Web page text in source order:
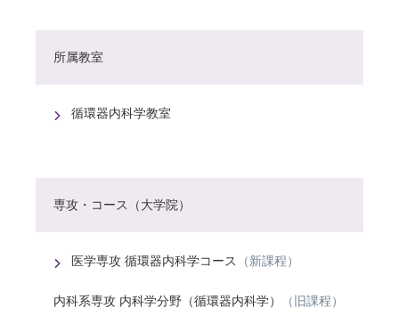
所属教室
循環器内科学教室
専攻・コース（大学院）
医学専攻 循環器内科学コース （新課程）
内科系専攻 内科学分野（循環器内科学） （旧課程）